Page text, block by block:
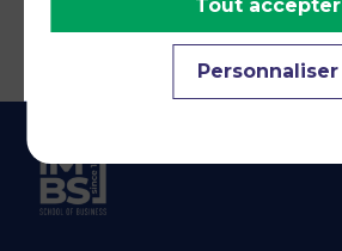
Personnaliser
Tout accepter